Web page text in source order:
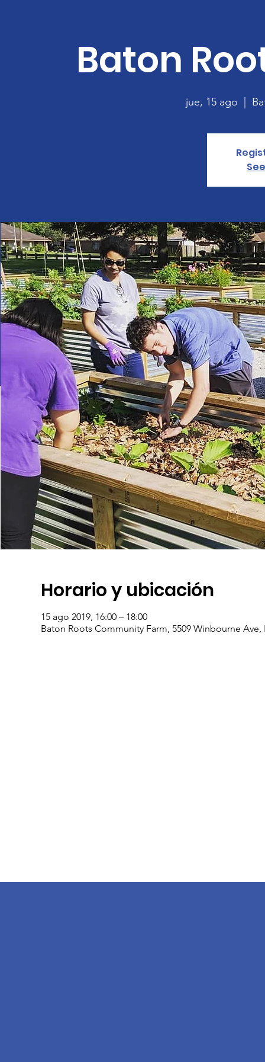
Baton
jue, 15 ago
Horario y ubicación
15 ago 2019, 16:00 – 18:00
Baton Roots Community Farm, 5509 Winbourne Ave,